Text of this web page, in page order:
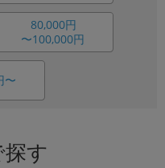
80,000円
〜100,000円
〜
す